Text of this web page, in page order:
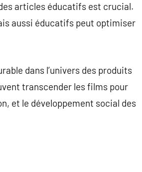
articles éducatifs est crucial.
aussi éducatifs peut optimiser
dans l’univers des produits
transcender les films pour
et le développement social des